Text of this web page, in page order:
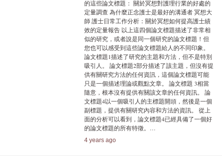
的這些論文標題： 關於冥想對護理行業的好處的
定量調查 為什麼正念護士是最好的溝通者 冥想大
師 護士日常工作分析：關於冥想如何提高護士績
效的定量報告 以上這四個論文標題描述了非常相
似的研究，或者說是同一個研究的論文標題！但
您也可以感受到這些論文標題給人的不同印象。
論文標題1描述了研究的主題和方法，但不是特別
吸引人。 論文標題2部分描述了該主題，但沒有提
供有關研究方法的任何資訊，這個論文標題可能
只是一個描述理論或觀點文章。 論文標題 3相當
隨意，根本沒有提供有關該文章的任何資訊。 論
文標題4以一個吸引人的主標題開頭，然後是一個
副標題，提供有關研究內容和方法的資訊。 從上
面的分析可以看到，論文標題4已經具備了一個好
的論文標題的所有特徵。…
4 years ago